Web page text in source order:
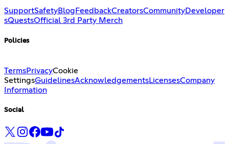
SupportSafetyBlog FeedbackCreatorsCommunityDeveloper
sQuestsOfficial 3rd Party Merch
Policies
TermsPrivacyCookie
SettingsGuidelinesAcknowledgementsLicensesCompany
Information
Social